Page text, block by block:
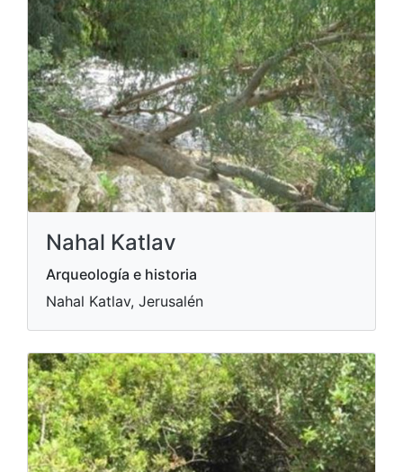
Nahal Katlav
Arqueología e historia
Nahal Katlav, Jerusalén